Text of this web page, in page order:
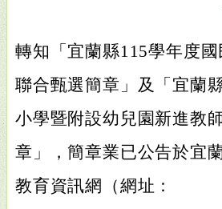
轉知「宜蘭縣115學年度
聯合甄選簡章」及「宜蘭
小學暨附設幼兒園新進教
章」，簡章業已公告於宜
教育資訊網（網址：